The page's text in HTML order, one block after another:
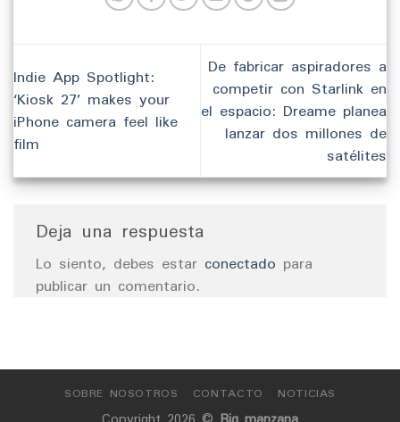
Indie App Spotlight:
‘Kiosk 27’ makes your
iPhone camera feel like
film
De fabricar aspiradores a
competir con Starlink en
el espacio: Dreame planea
lanzar dos millones de
satélites
Deja una respuesta
Lo siento, debes estar conectado para
publicar un comentario.
SOBRE NOSOTROS CONTACTO NOTICIAS